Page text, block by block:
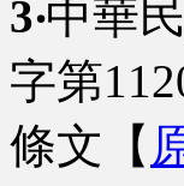
3‧中華
字第
條文【